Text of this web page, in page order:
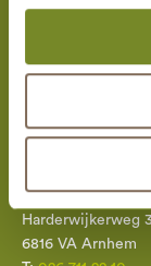
altijd mogelijk
onze gasten
over het
Contact
Harderwijkerweg
6816 VA Arnhem